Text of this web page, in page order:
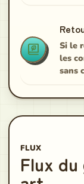
Si le
les
sans
FLUX
Flux